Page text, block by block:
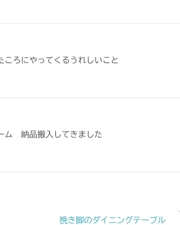
ろにやってくるうれしいこと
ム 納品搬入してきました
挽き脚のダイニングテーブル